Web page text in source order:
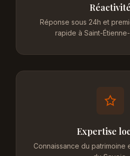
Réactivité
Réponse sous 24h et
rapide à Saint-
Expertise
Connaissance du patrimoine